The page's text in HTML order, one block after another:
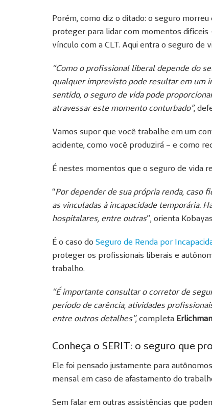
Porém, como diz o ditado: o seguro
proteger para lidar com momentos
vínculo com a CLT. Aqui entra o seguro de
“Como o profissional liberal depende do
qualquer imprevisto pode resultar em um
sentido, o seguro de vida pode
atravessar este momento conturbado”,
Vamos supor que você trabalhe em um
acidente, como você produzirá – e como
É nestes momentos que o seguro de vida
“Por depender de sua própria renda, caso
as vinculadas à incapacidade temporária.
hospitalares, entre outras”, orienta
É o caso do Seguro de Renda por
proteger os profissionais liberais e
trabalho.
“É importante consultar o corretor de
período de carência, atividades
entre outros detalhes”, completa Erlichman
Conheça o SERIT: o seguro que
Ele foi pensado justamente para
mensal em caso de afastamento do
Sem falar em outras assistências que